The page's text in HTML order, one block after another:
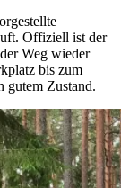
Offiziell ist der
Weg wieder
bis zum
gutem Zustand.